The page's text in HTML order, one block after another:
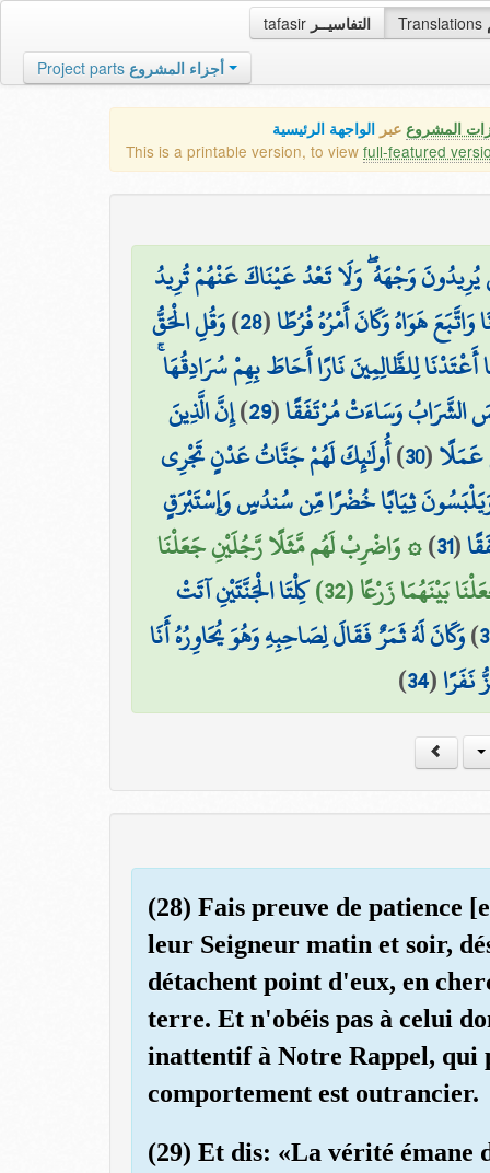
tafasir التفاسيــر Translations
Project parts أجزاء المشروع
المشروع عبر الواجهة الرئيسية
This is a printable version, to view full-featured
وَجْهَهُ ۖ وَلَا تَعْدُ عَيْنَاكَ عَنْهُمْ تُرِيدُ
هَوَاهُ وَكَانَ أَمْرُهُ فُرُطًا(
28
)وَقُلِ الْحَقُّ
لِلظَّالِمِينَ نَارًا أَحَاطَ بِهِمْ سُرَادِقُهَا
الشَّرَابُ وَسَاءَتْ مُرْتَفَقًا(
29
)إِنَّ الَّذِينَ
عَمَلًا(
30
)أُولَٰئِكَ لَهُمْ جَنَّاتُ عَدْنٍ تَجْرِي
ثِيَابًا خُضْرًا مِّن سُندُسٍ وَإِسْتَبْرَقٍ
(
31
)۞ وَاضْرِبْ لَهُم مَّثَلًا رَّجُلَيْنِ جَعَلْنَا
زَرْعًا (32)
كِلْتَا الْجَنَّتَيْنِ آتَتْ
)وَكَانَ لَهُ ثَمَرٌ فَقَالَ لِصَاحِبِهِ وَهُوَ يُحَاوِرُهُ أَنَا
(
34
)
(28) Fais preuve de patience
leur Seigneur matin et soir,
détachent point d'eux, en
terre. Et n'obéis pas à celui
inattentif à Notre Rappel, qui
comportement est outrancier.
(29) Et dis: «La vérité émane